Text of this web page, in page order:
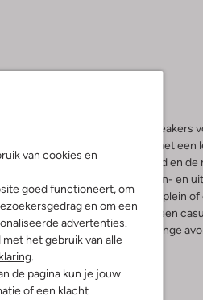
van cookies en
goed functioneert, om
en om een
advertenties.
het gebruik van alle
.
de pagina kun je jouw
of een klacht
CODY CHICAGO hoge sneakers
combineren stijl en comfort met
het uitneembare voetbed en
De klittenbandsluiting maakt aan- en
een potje voetbal op het schoolplein
ze met een coole jeans en een
de ideale metgezel voor elke jonge